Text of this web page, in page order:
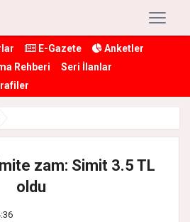
E-Gazete
Anketler
Rehberi
Seri İlanlar
zam: Simit 3.5 TL
oldu